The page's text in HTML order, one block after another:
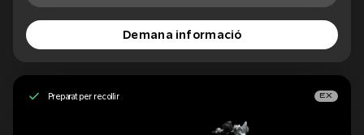
Demana informació
Preparat per recollir EX